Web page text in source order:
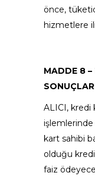
önce,
hizmetlere
MADDE 8 –
ALICI, kredi
kart sahibi
olduğu
faiz